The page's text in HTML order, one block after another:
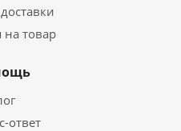
на товар
ответ